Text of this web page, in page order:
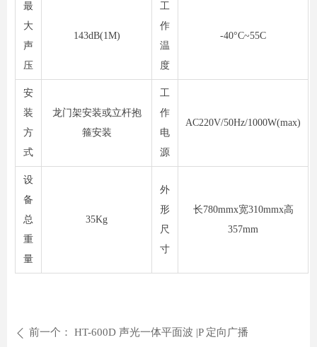
最
大
声
压
143dB(1M)
工
作
温
度
-40°C~55C
安
装
方
式
龙门架安装或立杆抱
箍安装
工
作
电
源
AC220V/50Hz/1000W(max)
设
备
总
重
量
35Kg
外
形
尺
寸
长780mmx宽310mmx高
357mm
ꄴ 前一个： HT-600D 声光一体平面波 |P 定向广播